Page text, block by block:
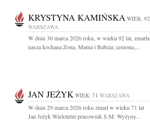
KRYSTYNA KAMIŃSKA WIEK: 92
WARSZAWA
W dniu 30 marca 2026 roku, w wieku 92 lat, zmarła
nasza kochana Żona, Mama i Babcia; ceniona,...
JAN JEŻYK WIEK: 71 WARSZAWA
W dniu 29 marca 2026 roku zmarł w wieku 71 lat
Jan Jeżyk Wieloletni pracownik S.M. Wyżyny...